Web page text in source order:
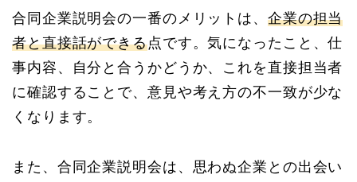
合同企業説明会の一番のメリットは、 企業の担当
者と直接話ができる点です。気になったこと、仕
事内容、自分と合うかどうか、これを直接担当者
に確認することで、意見や考え方の不一致が少な
くなります。
また、合同企業説明会は、思わぬ企業との出会い